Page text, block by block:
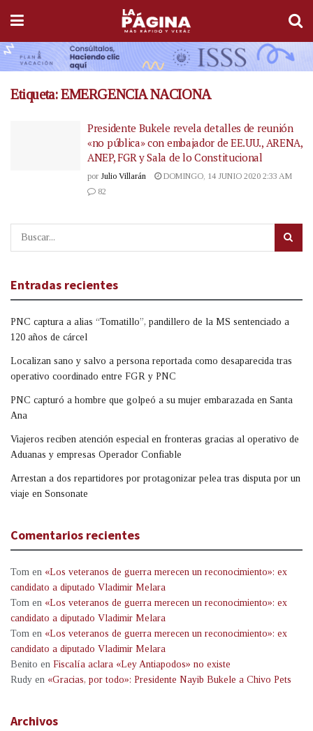
Etiqueta:EMERGENCIA NACIONA
Presidente Bukele revela detalles de reunión
«no pública» con embajador de EE.UU., ARENA,
ANEP, FGR y Sala de lo Constitucional
por Julio Villarán
DOMINGO, 14 JUNIO 2020 2:33 AM
82
Entradas recientes
PNC captura a alias “Tomatillo”, pandillero de la MS sentenciado a
120 años de cárcel
Localizan sano y salvo a persona reportada como desaparecida tras
operativo coordinado entre FGR y PNC
PNC capturó a hombre que golpeó a su mujer embarazada en Santa
Ana
Viajeros reciben atención especial en fronteras gracias al operativo de
Aduanas y empresas Operador Confiable
Arrestan a dos repartidores por protagonizar pelea tras disputa por un
viaje en Sonsonate
Comentarios recientes
Tom en «Los veteranos de guerra merecen un reconocimiento»: ex
candidato a diputado Vladimir Melara
Tom en «Los veteranos de guerra merecen un reconocimiento»: ex
candidato a diputado Vladimir Melara
Tom en «Los veteranos de guerra merecen un reconocimiento»: ex
candidato a diputado Vladimir Melara
Benito en Fiscalía aclara «Ley Antiapodos» no existe
Rudy en «Gracias, por todo»: Presidente Nayib Bukele a Chivo Pets
Archivos